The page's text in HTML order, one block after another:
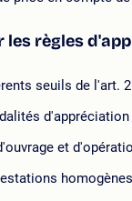
les règles
seuils de l'art.
et